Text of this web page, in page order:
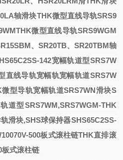
轴滑块THK微型直线导轨SRS9
THK微型直线导轨SRS9WGM
、SR20TB、SR20TBM轴
142宽幅轨道型SRS7W
直线导轨宽幅轨宽幅轨道SRS7W
微型导轨宽幅轨道SRS7WN滑块S
道型SRS7WM,SRS7WGM-THK
滑块,SHS球保持器SHS65C2SS-
500板式滚柱链THK直排滚
板式滚柱链